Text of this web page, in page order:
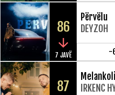
86
7 JAVË
Përvëlu
DEYZOH
-
87
IRKENC